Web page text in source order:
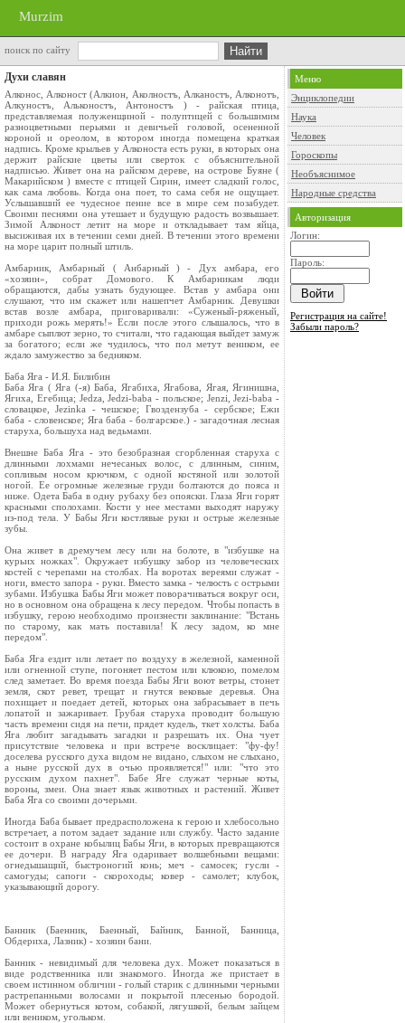
Murzim
поиск по сайту
Духи славян
Алконос, Алконост (Алкион, Аколностъ, Алканостъ, Алконотъ,
Алкуностъ, Альконостъ, Антоностъ ) - райская птица,
представляемая полуженщиной - полуптицей с большимим
разноцветными перьями и девичьей головой, осененной
короной и ореолом, в котором иногда помещена краткая
надпись. Кроме крыльев у Алконоста есть руки, в которых она
держит райские цветы или сверток с объяснительной
надписью. Живет она на райском дереве, на острове Буяне (
Макарийском ) вместе с птицей Сирин, имеет сладкий голос,
как сама любовь. Когда она поет, то сама себя не ощущает.
Услышавший ее чудесное пение все в мире сем позабудет.
Своими песнями она утешает и будущую радость возвышает.
Зимой Алконост летит на море и откладывает там яйца,
высиживая их в течении семи дней. В течении этого времени
на море царит полный штиль.
Амбарник, Амбарный ( Анбарный ) - Дух амбара, его
«хозяин», собрат Домового. К Амбарникам люди
обращаются, дабы узнать будующее. Встав у амбара они
слушают, что им скажет или нашепчет Амбарник. Девушки
встав возле амбара, приговаривали: «Суженый-ряженый,
приходи рожь мерять!» Если после этого слышалось, что в
амбаре сыплют зерно, то считали, что гадающая выйдет замуж
за богатого; если же чудилось, что пол метут веником, ее
ждало замужество за бедняком.
Баба Яга - И.Я. Билибин
Баба Яга ( Яга (-я) Баба, Ягабиха, Ягабова, Ягая, Ягинишна,
Ягиха, Егебица; Jedza, Jedzi-baba - польское; Jenzi, Jezi-baba -
словацкое, Jezinka - чешское; Гвоздензуба - сербское; Ежи
баба - словенское; Яга баба - болгарское.) - загадочная лесная
старуха, большуха над ведьмами.
Внешне Баба Яга - это безобразная сгорбленная старуха c
длинными лохмами нечесаных волос, с длинным, синим,
сопливым носом крючком, с одной костяной или золотой
ногой. Ее огромные железные груди болтаются до пояса и
ниже. Одета Баба в одну рубаху без опояски. Глаза Яги горят
красными сполохами. Кости у нее местами выходят наружу
из-под тела. У Бабы Яги костлявые руки и острые железные
зубы.
Она живет в дремучем лесу или на болоте, в "избушке на
курьих ножках". Окружает избушку забор из человеческих
костей с черепами на столбах. На воротах вереями служат -
ноги, вместо запора - руки. Вместо замка - челюсть с острыми
зубами. Избушка Бабы Яги может поворачиваться вокруг оси,
но в основном она обращена к лесу передом. Чтобы попасть в
избушку, герою необходимо произнести заклинание: "Встань
по старому, как мать поставила! К лесу задом, ко мне
передом".
Баба Яга ездит или летает по воздуху в железной, каменной
или огненной ступе, погоняет пестом или клюкою, помелом
след заметает. Во время поезда Бабы Яги воют ветры, стонет
земля, скот ревет, трещат и гнутся вековые деревья. Она
похищает и поедает детей, которых она забрасывает в печь
лопатой и зажаривает. Грубая старуха проводит большую
часть времени сидя на печи, прядет кудель, ткет холсты. Баба
Яга любит загадывать загадки и разрешать их. Она чует
присутствие человека и при встрече восклицает: "фу-фу!
доселева русского духа видом не видано, слыхом не слыхано,
а ныне русской дух в очью проявляется!" или: "что это
русским духом пахнет". Бабе Яге служат черные коты,
вороны, змеи. Она знает язык животных и растений. Живет
Баба Яга со своими дочерьми.
Иногда Баба бывает предрасположена к герою и хлебосольно
встречает, а потом задает задание или службу. Часто задание
состоит в охране кобылиц Бабы Яги, в которых превращаются
ее дочери. В награду Яга одаривает волшебными вещами:
огнедышащий, быстроногий конь; меч - самосек; гусли -
самогуды; сапоги - скороходы; ковер - самолет; клубок,
указывающий дорогу.
Банник (Баенник, Баенный, Байник, Банной, Банница,
Обдериха, Лазник) - хозяин бани.
Банник - невидимый для человека дух. Может показаться в
виде родственника или знакомого. Иногда же пристает в
своем истинном обличии - голый старик с длинными черными
растрепанными волосами и покрытой плесенью бородой.
Может обернуться котом, собакой, лягушкой, белым зайцем
или веником, угольком.
Меню
Энциклопедии
Наука
Человек
Гороскопы
Необъяснимое
Народные средства
Авторизация
Логин:
Пароль:
Регистрация на сайте!
Забыли пароль?